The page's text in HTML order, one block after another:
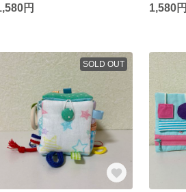
円 1,580円
SOLD OUT